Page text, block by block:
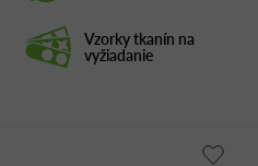
Vzorky tkanín na
vyžiadanie